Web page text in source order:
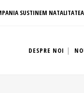
SUSTINEM NATALITATEA
DESPRE NOI